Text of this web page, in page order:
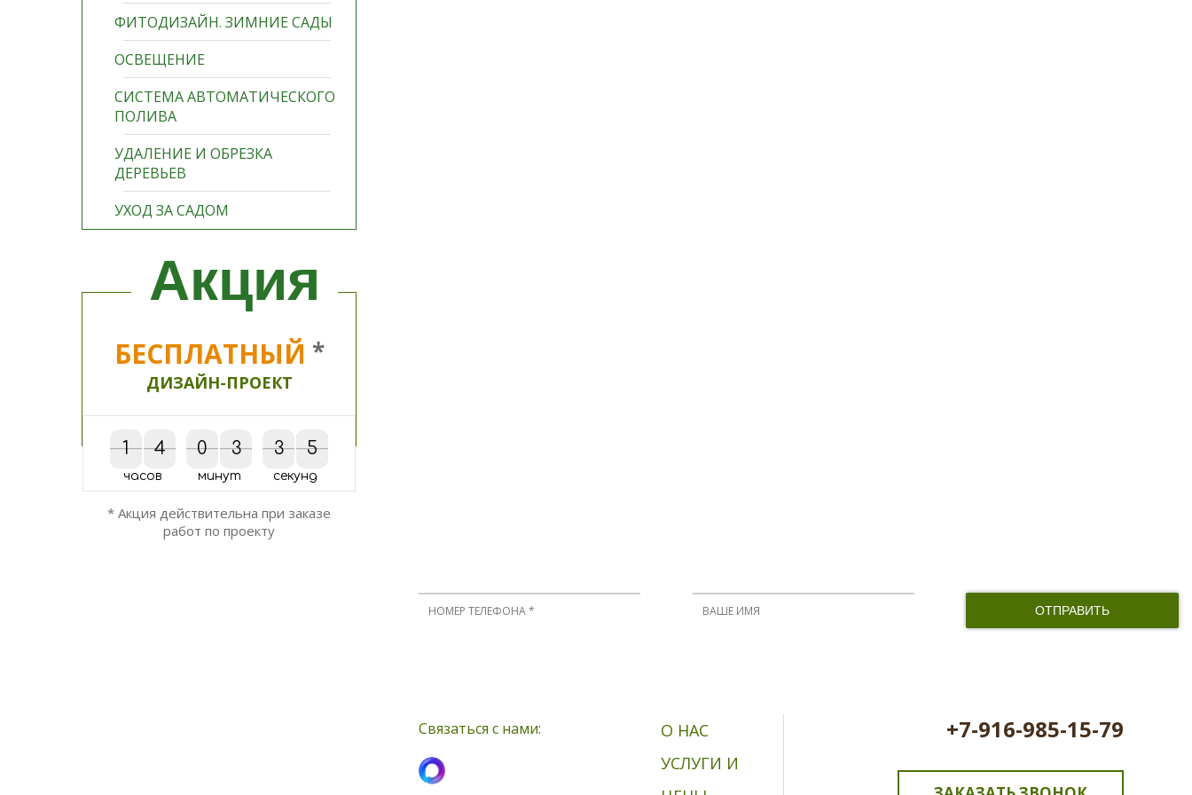
ФИТОДИЗАЙН. ЗИМНИЕ САДЫ
ОСВЕЩЕНИЕ
СИСТЕМА АВТОМАТИЧЕСКОГО
ПОЛИВА
УДАЛЕНИЕ И ОБРЕЗКА
ДЕРЕВЬЕВ
УХОД ЗА САДОМ
Акция
БЕСПЛАТНЫЙ *
ДИЗАЙН-ПРОЕКТ
1
1 4
4
часов
0
0 3
3
минут
3
3 5
4
4
5
секунд
* Акция действительна при заказе
работ по проекту
Связаться с нами:
О НАС
УСЛУГИ И
+7-916-985-15-79